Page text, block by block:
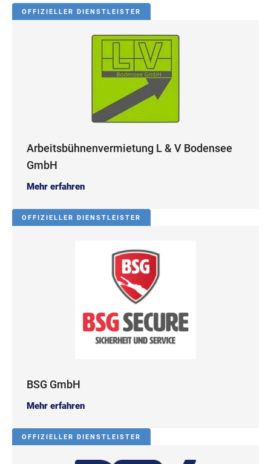
OFFIZIELLER DIENSTLEISTER
Arbeitsbühnenvermietung L & V Bodensee
GmbH
Mehr erfahren
OFFIZIELLER DIENSTLEISTER
BSG GmbH
Mehr erfahren
OFFIZIELLER DIENSTLEISTER